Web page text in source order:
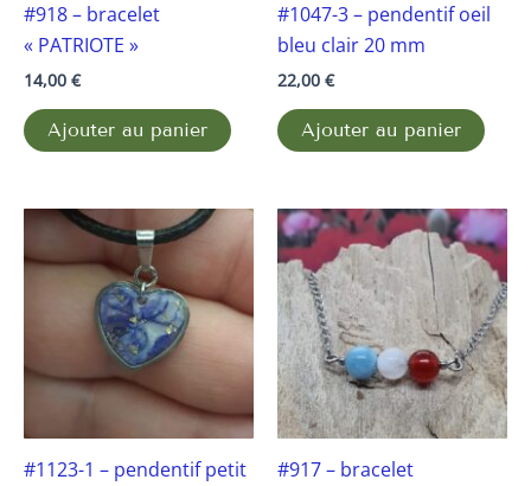
#918 – bracelet
« PATRIOTE »
14,00 €
Ajouter au panier
#1047-3 – pendentif oeil
bleu clair 20 mm
22,00 €
Ajouter au panier
#1123-1 – pendentif petit
#917 – bracelet